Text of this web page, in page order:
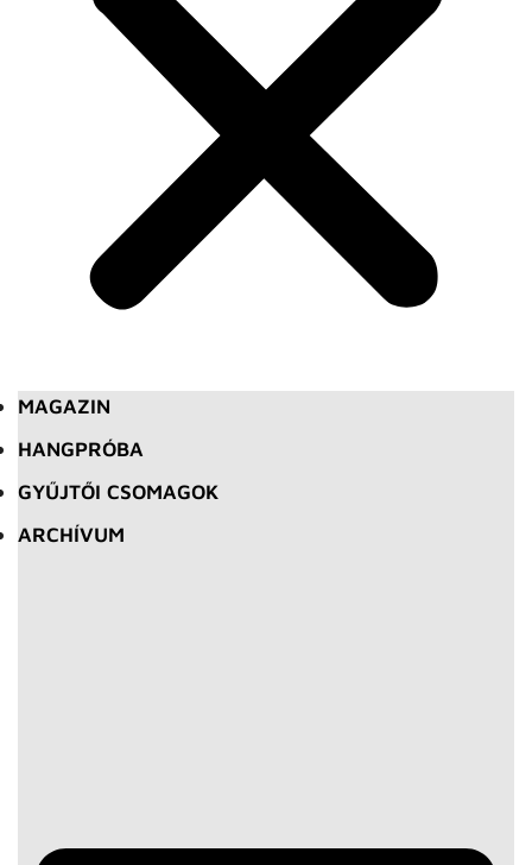
MAGAZIN
HANGPRÓBA
GYŰJTŐI CSOMAGOK
ARCHÍVUM